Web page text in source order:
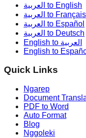
العربية to English
العربية to Français
العربية to Español
العربية to Deutsch
English to العربية
English to
Quick Links
Ngarep
Document
PDF to Word
Auto Format
Blog
Nggoleki